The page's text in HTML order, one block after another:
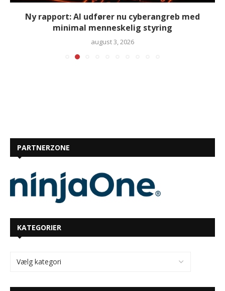
Ny rapport: AI udfører nu cyberangreb med
minimal menneskelig styring
august 3, 2026
PARTNERZONE
KATEGORIER